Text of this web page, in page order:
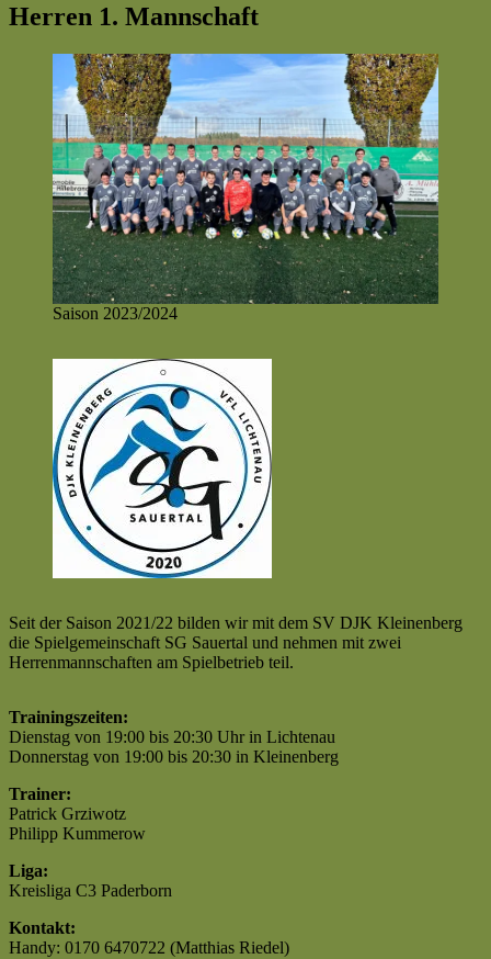
Herren 1. Mannschaft
Saison 2023/2024
Seit der Saison 2021/22 bilden wir mit dem SV DJK Kleinenberg
die Spielgemeinschaft SG Sauertal und nehmen mit zwei
Herrenmannschaften am Spielbetrieb teil.
Trainingszeiten:
Dienstag von 19:00 bis 20:30 Uhr in Lichtenau
Donnerstag von 19:00 bis 20:30 in Kleinenberg
Trainer:
Patrick Grziwotz
Philipp Kummerow
Liga:
Kreisliga C3 Paderborn
Kontakt:
Handy: 0170 6470722 (Matthias Riedel)